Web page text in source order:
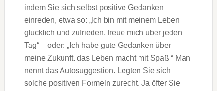
indem Sie sich selbst positive Gedanken
einreden, etwa so: „Ich bin mit meinem Leben
glücklich und zufrieden, freue mich über jeden
Tag“ – oder: „Ich habe gute Gedanken über
meine Zukunft, das Leben macht mit Spaß!“ Man
nennt das Autosuggestion. Legten Sie sich
solche positiven Formeln zurecht. Ja öfter Sie